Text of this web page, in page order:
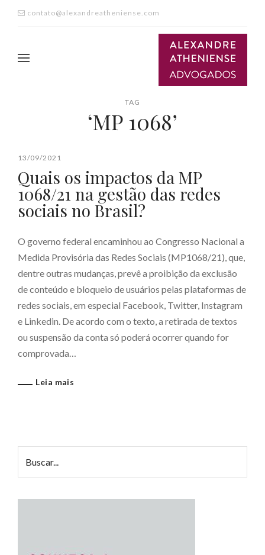
contato@alexandreatheniense.com
TAG
‘MP 1068’
13/09/2021
Quais os impactos da MP
1068/21 na gestão das redes
sociais no Brasil?
O governo federal encaminhou ao Congresso Nacional a
Medida Provisória das Redes Sociais (MP1068/21), que,
dentre outras mudanças, prevê a proibição da exclusão
de conteúdo e bloqueio de usuários pelas plataformas de
redes sociais, em especial Facebook, Twitter, Instagram
e Linkedin. De acordo com o texto, a retirada de textos
ou suspensão da conta só poderá ocorrer quando for
comprovada…
Leia mais